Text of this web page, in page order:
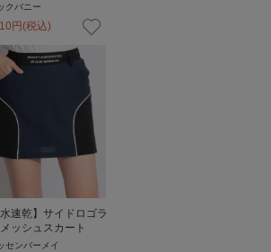
クバニー
円 (税込)
水速乾】サイドロゴラ
ッシュスカート
センバーメイ